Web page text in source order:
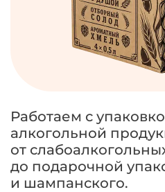
Работаем с
алкогольной
от
до подарочной
и шампанского.